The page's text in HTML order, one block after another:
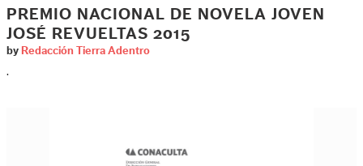
PREMIO NACIONAL DE NOVELA JOVEN
JOSÉ REVUELTAS 2015
by Redacción Tierra Adentro
.